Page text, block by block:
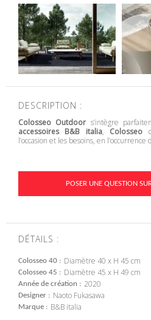
DESCRIPTION :
Colosseo Outdoor s’intègre
accessoires B&B italia, Colosseo
l’occasion et les besoins, en l’occurrence
POSER UNE QUESTION
DÉTAILS :
Colosseo 40 Diamètre 40 x H 45 cm
Colosseo 45 Diamètre 45 x H 49 cm
Année de création 2020
Designer Naoto Fukasawa
Marque B&B italia